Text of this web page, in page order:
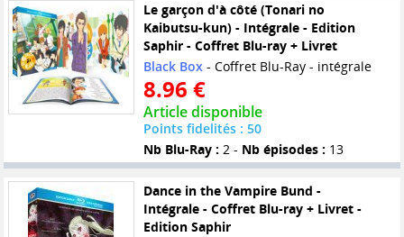
Le garçon d'à côté (Tonari no
Kaibutsu-kun) - Intégrale - Edition
Saphir - Coffret Blu-ray + Livret
Black Box- Coffret Blu-Ray - intégrale
8.96 €
Article disponible
Points fidelités : 50
Nb Blu-Ray : 2 - Nb épisodes : 13
Dance in the Vampire Bund -
Intégrale - Coffret Blu-ray + Livret -
Edition Saphir